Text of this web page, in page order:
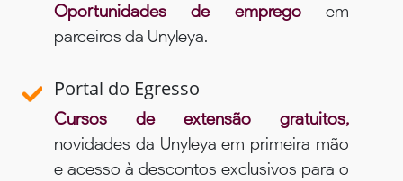
Oportunidades de empregoem
parceiros da Unyleya.
Portal do Egresso
Cursos de extensão gratuitos,
novidades da Unyleya em primeira mão
e acesso à descontos exclusivos para o